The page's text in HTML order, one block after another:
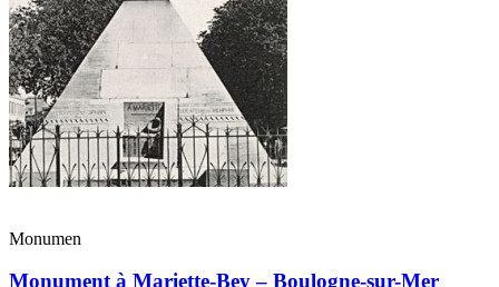
Monumen
Monument à Mariette-Bey – Boulogne-sur-Mer